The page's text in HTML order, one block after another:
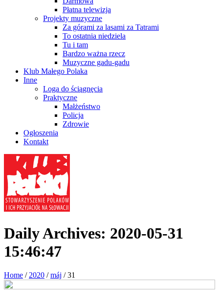
Płatna telewizja
Projekty muzyczne
Za górami za lasami za Tatrami
To ostatnia niedziela
Tu i tam
Bardzo ważna rzecz
Muzyczne gadu-gadu
Klub Małego Polaka
Inne
Loga do ściągnęcia
Praktyczne
Małżeństwo
Policja
Zdrowie
Ogłoszenia
Kontakt
Daily Archives: 2020-05-31
15:46:47
Home / 2020 / máj / 31